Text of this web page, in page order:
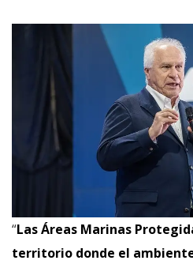
“Las Áreas Marinas
territorio donde el